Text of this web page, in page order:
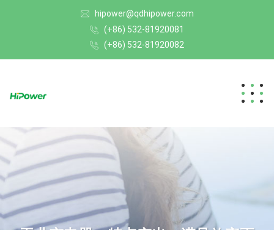
hipower@qdhipower.com
(+86) 532-81920081
(+86) 532-81920082